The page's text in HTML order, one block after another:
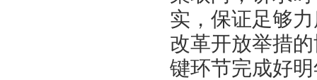
实，保证足够
改革开放举措
键环节完成好